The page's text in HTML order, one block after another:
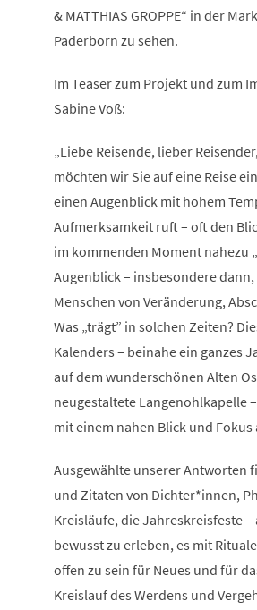
& MATTHIAS GROPPE“ in der
Paderborn zu sehen.
Im Teaser zum Projekt und zum
Sabine Voß:
„Liebe Reisende, lieber
möchten wir Sie auf eine Reise
einen Augenblick mit hohem
Aufmerksamkeit ruft – oft den
im kommenden Moment nahezu
Augenblick – ins­besondere
Menschen von Veränderung,
Was „trägt” in solchen Zeiten?
Kalenders – beinahe ein ganzes
auf dem wunderschönen Alten
neugestaltete Langenohlkapelle
mit einem nahen Blick und
Ausgewählte unserer Antworten
und Zitaten von Dichter*innen,
Kreisläufe, die Jahreskreisfeste
bewusst zu erleben, es mit
offen zu sein für Neues und für
Kreislauf des Werdens und